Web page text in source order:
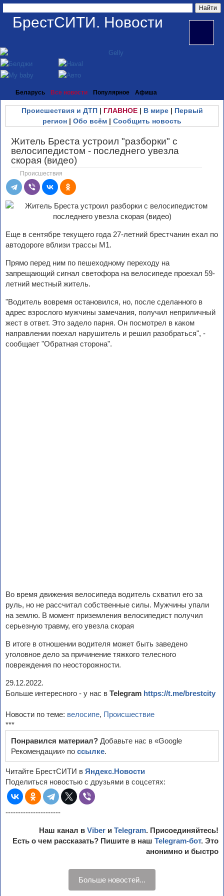
БрестСИТИ. Новости
Беларусь Все новости Популярное Афиша
Происшествия и ДТП| ГЛАВНОЕ| В мире| Первый
регион | Обо всём | Сообщить новость
Житель Бреста устроил "разборки" с
велосипедистом - последнего увезла
скорая (видео)
Происшествия
Еще в сентябре текущего года 27-летний брестчанин ехал по
автодороге вблизи трассы М1.
Прямо перед ним по пешеходному переходу на
запрещающий сигнал светофора на велосипеде проехал 59-
летний местный житель.
"Водитель вовремя остановился, но, после сделанного в
адрес взрослого мужчины замечания, получил неприличный
жест в ответ. Это задело парня. Он посмотрел в каком
направлении поехал нарушитель и решил разобраться", -
сообщает "Обратная сторона".
Во время движения велосипеда водитель схватил его за
руль, но не рассчитал собственные силы. Мужчины упали
на землю. В момент приземления велосипедист получил
серьезную травму, его увезла скорая
В итоге в отношении водителя может быть заведено
уголовное дело за причинение тяжкого телесного
повреждения по неосторожности.
29.12.2022.
Больше интересного - у нас в Telegram https://t.me/brestcity
Новости по теме: велосипе, Происшествие
***
Понравился материал? Добавьте нас в «Google
Рекомендации» по ссылке.
Читайте БрестСИТИ в Яндекс.Новости
Поделиться новостью с друзьями в соцсетях:
----------------------
Наш канал в Viber и Telegram. Присоединяйтесь!
Есть о чем рассказать? Пишите в наш Telegram-бот. Это
анонимно и быстро
Больше новостей...